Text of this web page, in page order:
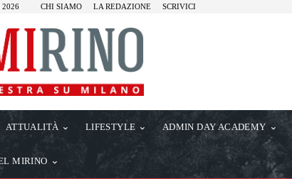
2026 CHI SIAMO LA REDAZIONE SCRIVICI
ATTUALITÀ LIFESTYLE ADMIN DAY ACADEMY
MIRINO